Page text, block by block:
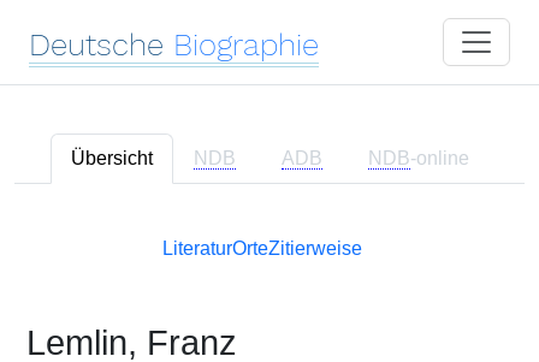
Deutsche Biographie
Übersicht NDB ADB NDB-online
LiteraturOrteZitierweise
Lemlin, Franz